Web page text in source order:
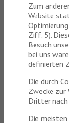
Zum
Website
Ziff. 5).
Besuch
bei uns
definierten
Die durch
Zwecke zur
Dritter nach
Die